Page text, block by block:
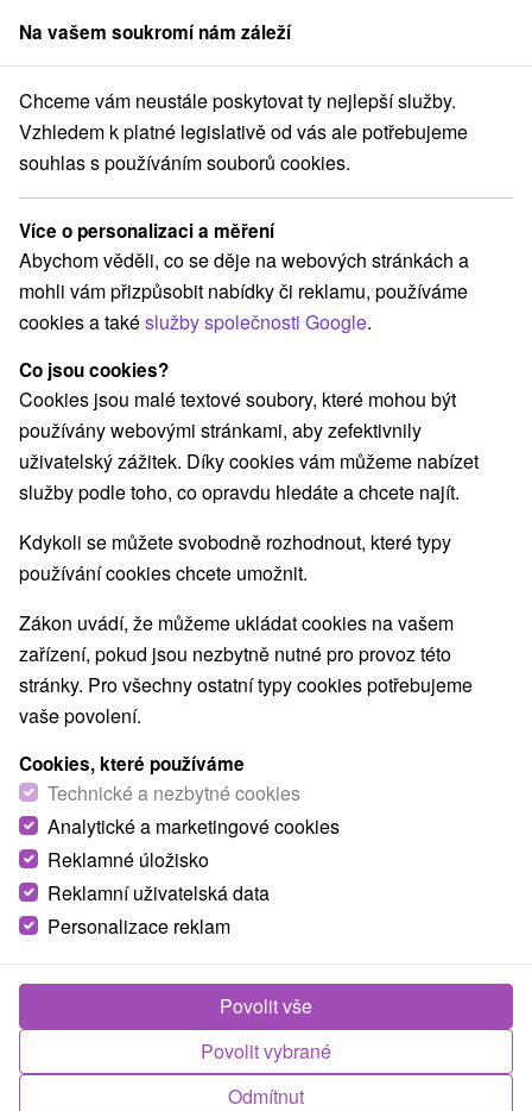
člen skupinySorger
Západné Slovensko Nitriansky kraj Podhájska Penzión Quatro
Penzión Quatro
Podhájska
Rezervovat přes booking
REZERVACE A VÝBĚR POBYTU
Kontaktujte přímo ubytovatele.
Navigovat do místa
O ZAŘÍZENÍ VYBAVENÍ
Na vašem soukromí nám záleží
Chceme vám neustále poskytovat ty nejlepší služby.
Vzhledem k platné legislativě od vás ale potřebujeme
souhlas s používáním souborů cookies.
Více o personalizaci a měření
Abychom věděli, co se děje na webových stránkách a
mohli vám přizpůsobit nabídky či reklamu, používáme
cookies a takéslužby společnosti Google.
Co jsou cookies?
Cookies jsou malé textové soubory, které mohou být
používány webovými stránkami, aby zefektivnily
uživatelský zážitek. Díky cookies vám můžeme nabízet
služby podle toho, co opravdu hledáte a chcete najít.
Kdykoli se můžete svobodně rozhodnout, které typy
používání cookies chcete umožnit.
Zákon uvádí, že můžeme ukládat cookies na vašem
zařízení, pokud jsou nezbytně nutné pro provoz této
stránky. Pro všechny ostatní typy cookies potřebujeme
vaše povolení.
Cookies, které používáme
Technické a nezbytné cookies
Analytické a marketingové cookies
Reklamné úložisko
Reklamní uživatelská data
Personalizace reklam
Odmítnut
Povolit vybrané
Povolit vše